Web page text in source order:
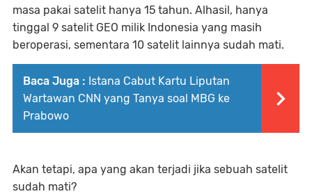
masa pakai satelit hanya 15 tahun. Alhasil, hanya
tinggal 9 satelit GEO milik Indonesia yang masih
beroperasi, sementara 10 satelit lainnya sudah mati.
Baca Juga : Istana Cabut Kartu Liputan
Wartawan CNN yang Tanya soal MBG ke
Prabowo
Akan tetapi, apa yang akan terjadi jika sebuah satelit
sudah mati?